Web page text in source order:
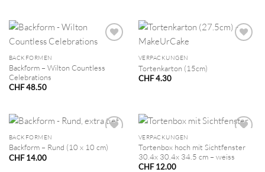
BACKFORMEN
Backform – Wilton Countless
Celebrations
CHF48.50
VERPACKUNGEN
Tortenkarton (15cm)
CHF4.30
BACKFORMEN
Backform – Rund (10 x 10 cm)
CHF14.00
VERPACKUNGEN
Tortenbox hoch mit Sichtfenster
30.4x 30.4x 34.5 cm – weiss
CHF12.00